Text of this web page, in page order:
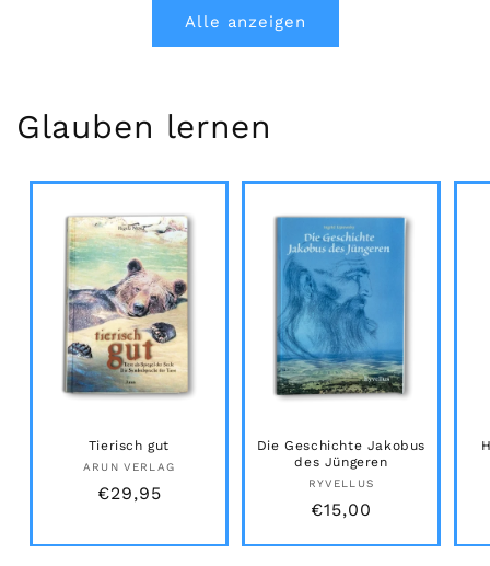
Alle anzeigen
Glauben lernen
Tierisch gut
Anbieter:
ARUN VERLAG
Normaler
€29,95
Die Geschichte Jakobus
des Jüngeren
Anbieter:
RYVELLUS
Normaler
€15,00